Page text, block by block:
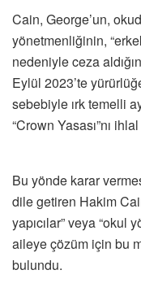
Cain, George’un,
yönetmenliğinin,
nedeniyle ceza
Eylül 2023’te
sebebiyle ırk temelli
“Crown Yasası”nı
Bu yönde karar
dile getiren Hakim
yapıcılar” veya “okul
aileye çözüm için bu
bulundu.